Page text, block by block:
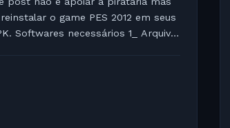
o game PES 2012 em seus
Softwares necessários 1_ Arquivo